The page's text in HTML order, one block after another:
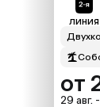
линия
от
29 авг.